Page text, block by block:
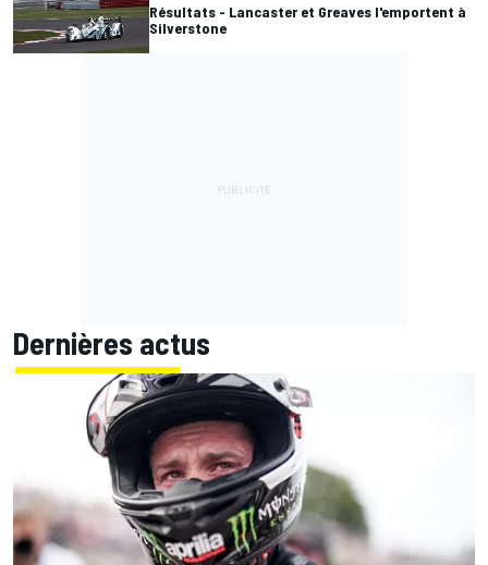
Résultats - Lancaster et Greaves l'emportent à
Silverstone
Dernières actus